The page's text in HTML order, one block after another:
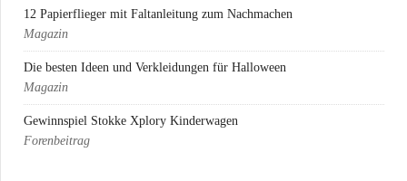
12 Papierflieger mit Faltanleitung zum Nachmachen
Magazin
Die besten Ideen und Verkleidungen für Halloween
Magazin
Gewinnspiel Stokke Xplory Kinderwagen
Forenbeitrag